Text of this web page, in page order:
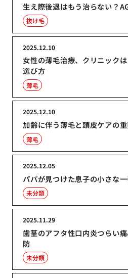
生え際後退はもう治らない？
抜け毛
女性の薄毛治療、クリニック
選び方
2025.12.10
薄毛
加齢に伴う薄毛と頭皮ケアの
2025.12.10
薄毛
パパが見つけた息子の小さな
2025.12.05
未分類
歯茎のアフタ性口内炎つらい
防
2025.11.29
未分類